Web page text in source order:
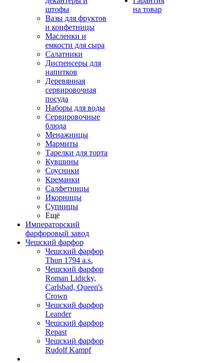
штофы
Вазы для фруктов
и конфетницы
Масленки и
емкости для сыра
Салатники
Диспенсеры для
напитков
Деревянная
сервировочная
посуда
Наборы для воды
Сервировочные
блюда
Менажницы
Мармиты
Тарелки для торта
Кувшины
Соусники
Креманки
Салфетницы
Икорницы
Супницы
Ещё
Императорский
фарфоровый завод
Чешский фарфор
Чешский фарфор
Thun 1794 a.s.
Чешский фарфор
Roman Lidicky,
Carlsbad, Queen's
Crown
Чешский фарфор
Leander
Чешский фарфор
Repast
Чешский фарфор
Rudolf Kampf
на товар